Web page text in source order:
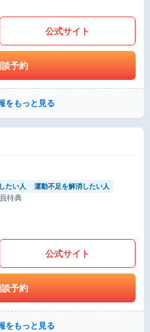
公式サイト
予約
をもっと見る
たい人 運動不足を解消したい人
特典
公式サイト
予約
をもっと見る